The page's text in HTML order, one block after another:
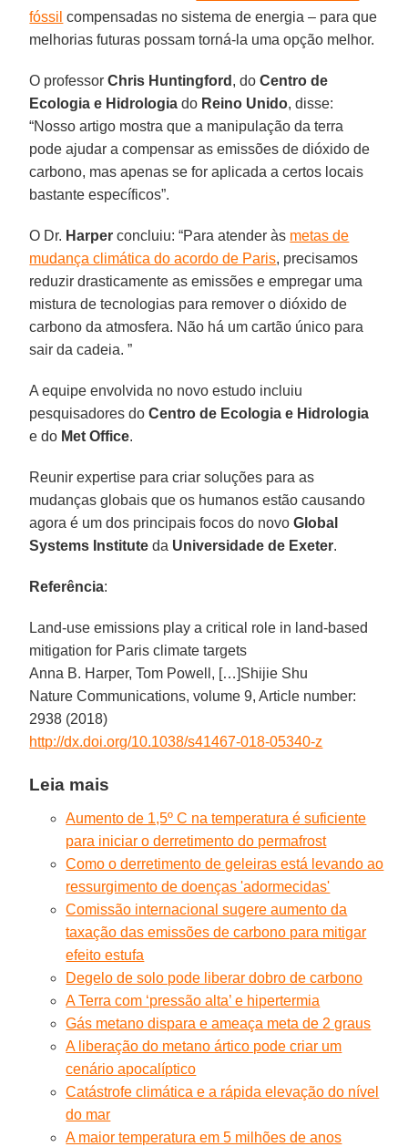
fóssil compensadas no sistema de energia – para que
melhorias futuras possam torná-la uma opção melhor.
O professorChris Huntingford , doCentro de
Ecologia e Hidrologia do Reino Unido, disse:
“Nosso artigo mostra que a manipulação da terra
pode ajudar a compensar as emissões de dióxido de
carbono, mas apenas se for aplicada a certos locais
bastante específicos”.
O Dr. Harper concluiu: “Para atender às metas de
mudança climática do acordo de Paris, precisamos
reduzir drasticamente as emissões e empregar uma
mistura de tecnologias para remover o dióxido de
carbono da atmosfera. Não há um cartão único para
sair da cadeia. ”
A equipe envolvida no novo estudo incluiu
pesquisadores doCentro de Ecologia e Hidrologia
e do Met Office.
Reunir expertise para criar soluções para as
mudanças globais que os humanos estão causando
agora é um dos principais focos do novoGlobal
Systems Institute da Universidade de Exeter.
Referência:
Land-use emissions play a critical role in land-based
mitigation for Paris climate targets
Anna B. Harper, Tom Powell, […]Shijie Shu
Nature Communications, volume 9, Article number:
2938 (2018)
http://dx.doi.org/10.1038/s41467-018-05340-z
Leia mais
Aumento de 1,5º C na temperatura é suficiente
para iniciar o derretimento do permafrost
Como o derretimento de geleiras está levando ao
ressurgimento de doenças 'adormecidas'
Comissão internacional sugere aumento da
taxação das emissões de carbono para mitigar
efeito estufa
Degelo de solo pode liberar dobro de carbono
A Terra com ‘pressão alta’ e hipertermia
Gás metano dispara e ameaça meta de 2 graus
A liberação do metano ártico pode criar um
cenário apocalíptico
Catástrofe climática e a rápida elevação do nível
do mar
A maior temperatura em 5 milhões de anos